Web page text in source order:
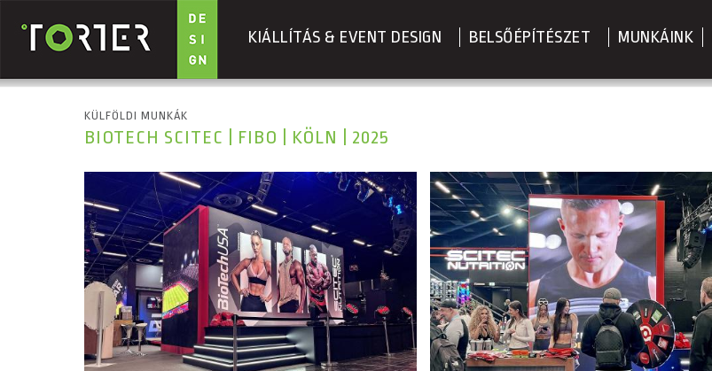
Ugrás a tartalomra
KIÁLLÍTÁS & EVENT DESIGN BELSŐÉPÍTÉSZET MUNKÁINK
KÜLFÖLDI MUNKÁK
BIOTECH SCITEC | FIBO | KÖLN | 2025